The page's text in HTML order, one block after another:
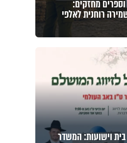
אותי": ישראל
שלא עוצרת אותו